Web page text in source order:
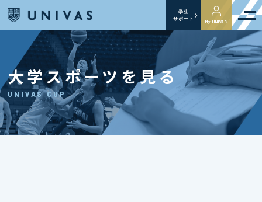
学生
サポート
My UNIVAS
大学スポーツを見る
UNIVAS CUP